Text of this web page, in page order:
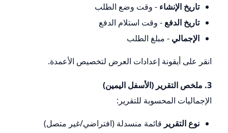
تاريخ الإنشاء - وقت وضع الطلب
تاريخ الدفع - وقت استلام الدفع
الإجمالي - مبلغ الطلب
انقر على أيقونة إعدادات العرض لتخصيص الأعمدة.
3. ملخص التقرير (الأسفل اليمين)
الإجماليات المحسوبة للتقرير:
نوع التقرير قائمة منسدلة (افتراضي/غير متصل)